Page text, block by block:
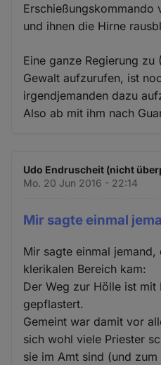
Erschießungskommando
und ihnen die Hirne
Eine ganze Regierung
Gewalt aufzurufen, ist
irgendjemanden dazu
Also ab mit ihm nach
Udo Endruscheit (nicht
Mo. 20 Jun 2016 - 22:14
Mir sagte einmal
Mir sagte einmal jemand,
klerikalen Bereich kam:
Der Weg zur Hölle ist mit
gepflastert.
Gemeint war damit vor
sich wohl viele Priester
sie im Amt sind (und